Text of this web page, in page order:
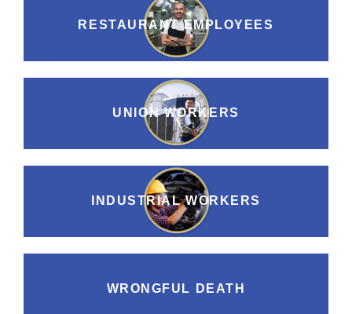
RESTAURANT EMPLOYEES
UNION WORKERS
INDUSTRIAL WORKERS
WRONGFUL DEATH